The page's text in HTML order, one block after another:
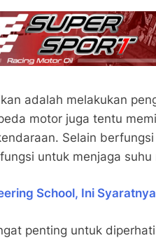
adalah melakukan
motor juga tentu
Selain
untuk menjaga
School, Ini Syaratnya
penting untuk